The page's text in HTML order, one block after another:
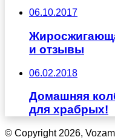
06.10.2017
и отзывы
06.02.2018
Домашняя
для храбрых!
© Copyright 2026,